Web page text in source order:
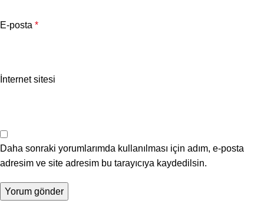
E-posta *
İnternet sitesi
Daha sonraki yorumlarımda kullanılması için adım, e-posta
adresim ve site adresim bu tarayıcıya kaydedilsin.